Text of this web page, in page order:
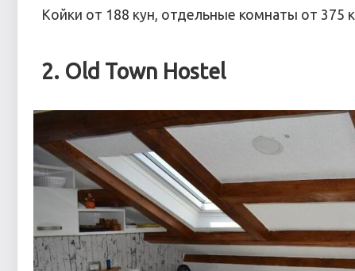
Койки от 188 кун, отдельные комнаты от 375
2. Old Town Hostel